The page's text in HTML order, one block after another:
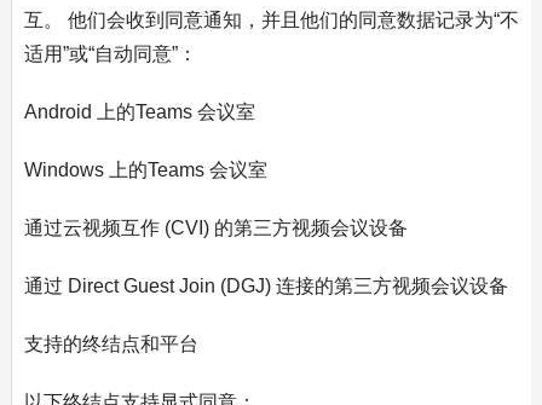
互。 他们会收到同意通知，并且他们的同意数据记录为“不
适用”或“自动同意”：
Android 上的Teams 会议室
Windows 上的Teams 会议室
通过云视频互作 (CVI) 的第三方视频会议设备
通过 Direct Guest Join (DGJ) 连接的第三方视频会议设备
支持的终结点和平台